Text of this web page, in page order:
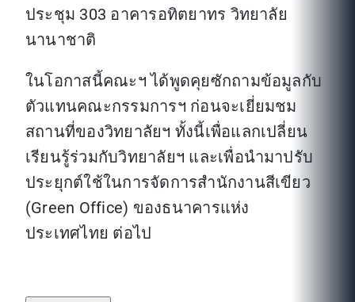
ประชุม 303 อาคารอทิตยาทร วิทยาลัย
นานาชาติ
ในโอกาสนี้คณะฯ ได้พูดคุยซักถามข้อมูลกับ
ตัวแทนคณะกรรมการฯ ก่อนจะเยี่ยมชม
สถานที่ของวิทยาลัยฯ ทั้งนี้เพื่อแลกเปลี่ยน
เรียนรู้ร่วมกับวิทยาลัยฯ และเพื่อนำมาปรับ
ประยุกต์ใช้ในการจัดการสำนักงานสีเขียว
(Green Office) ของธนาคารแห่ง
ประเทศไทย ต่อไป